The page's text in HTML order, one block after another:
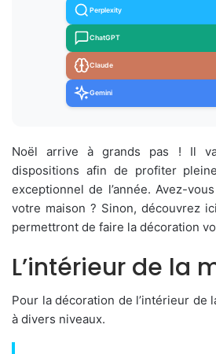
Perplexity
ChatGPT
Claude
Gemini
Noël arrive à grands pas ! Il
dispositions afin de profiter
exceptionnel de l’année. Avez-
votre maison ? Sinon, découvrez
permettront de faire la décoration
L’intérieur de la
Pour la décoration de l’intérieur de
à divers niveaux.